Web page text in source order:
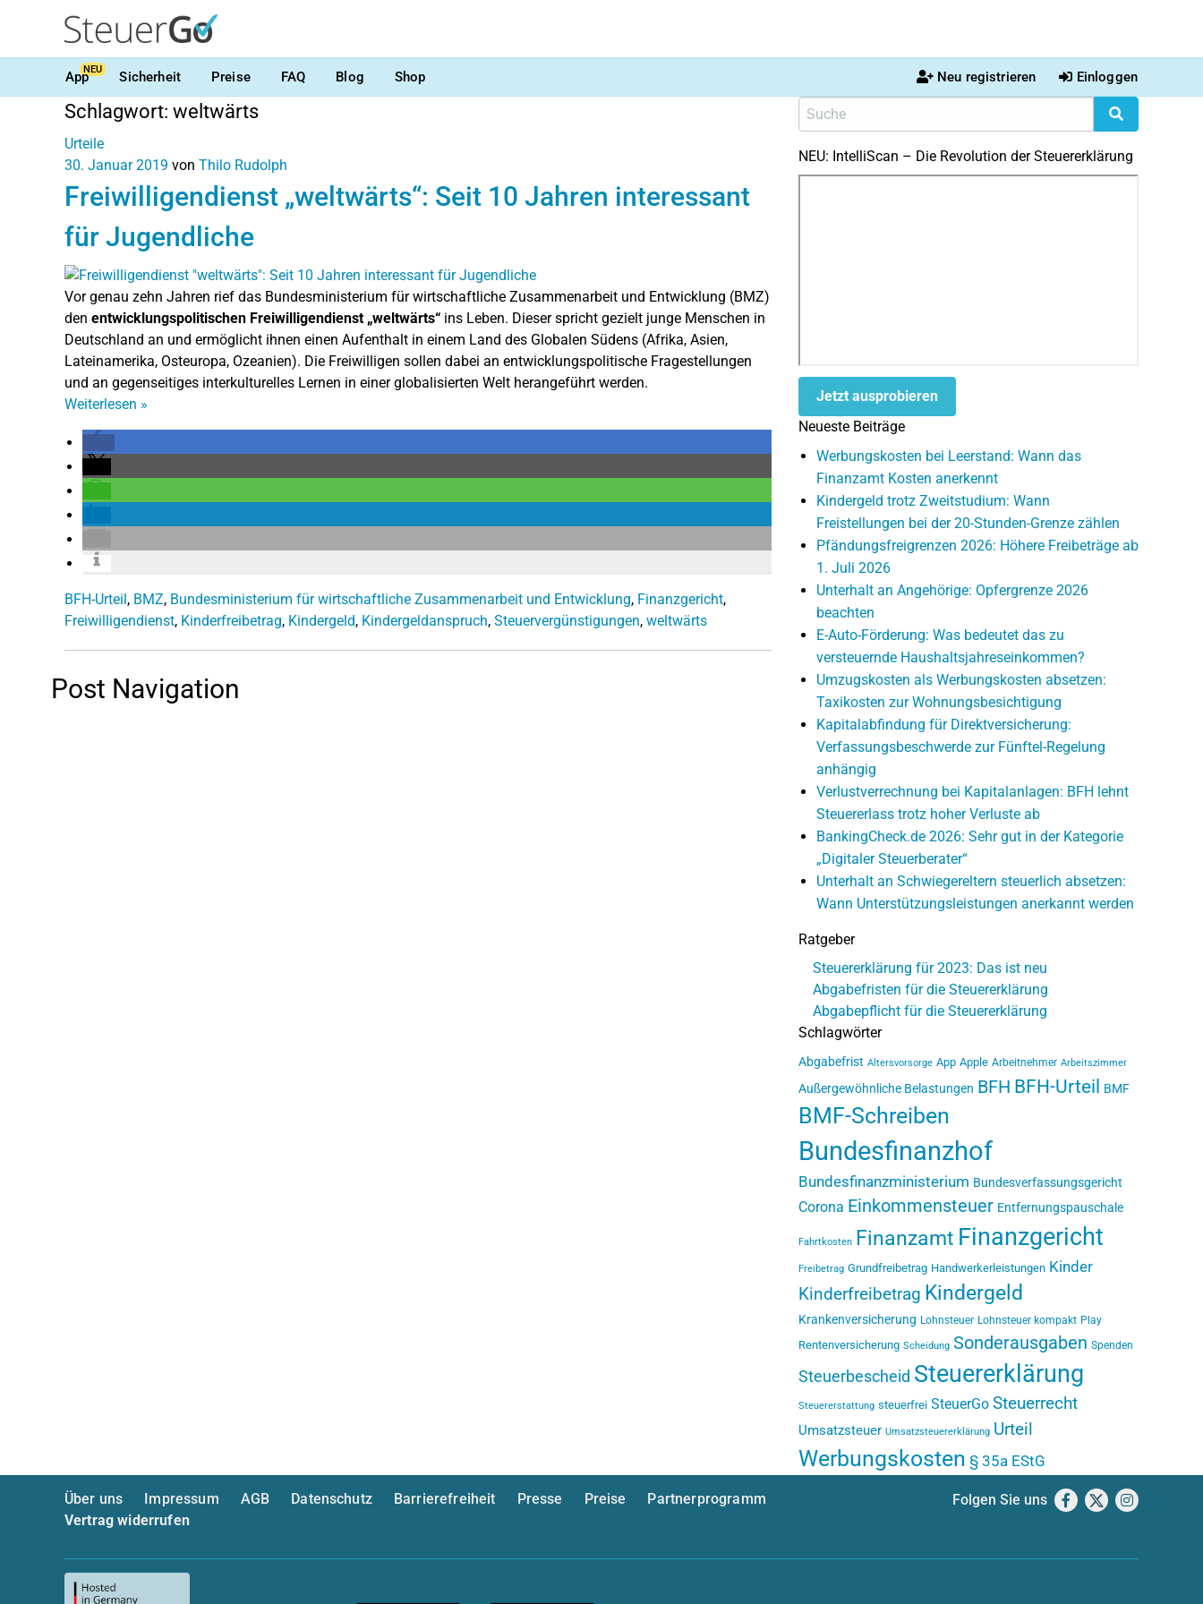
AppNEU Sicherheit Preise FAQ Blog Shop Neu registrieren Einloggen
Schlagwort: weltwärts
Urteile
30. Januar 2019 von Thilo Rudolph
Freiwilligendienst „weltwärts“: Seit 10 Jahren interessant
für Jugendliche
Vor genau zehn Jahren rief das Bundesministerium für wirtschaftliche Zusammenarbeit und Entwicklung (BMZ)
den entwicklungspolitischen Freiwilligendienst „weltwärts“ ins Leben. Dieser spricht gezielt junge Menschen in
Deutschland an und ermöglicht ihnen einen Aufenthalt in einem Land des Globalen Südens (Afrika, Asien,
Lateinamerika, Osteuropa, Ozeanien). Die Freiwilligen sollen dabei an entwicklungspolitische Fragestellungen
und an gegenseitiges interkulturelles Lernen in einer globalisierten Welt herangeführt werden.
Weiterlesen »
BFH-Urteil, BMZ, Bundesministerium für wirtschaftliche Zusammenarbeit und Entwicklung, Finanzgericht,
Freiwilligendienst, Kinderfreibetrag, Kindergeld, Kindergeldanspruch, Steuervergünstigungen, weltwärts
Post Navigation
NEU: IntelliScan – Die Revolution der Steuererklärung
Jetzt ausprobieren
Neueste Beiträge
Werbungskosten bei Leerstand: Wann das
Finanzamt Kosten anerkennt
Kindergeld trotz Zweitstudium: Wann
Freistellungen bei der 20-Stunden-Grenze zählen
Pfändungsfreigrenzen 2026: Höhere Freibeträge ab
1. Juli 2026
Unterhalt an Angehörige: Opfergrenze 2026
beachten
E-Auto-Förderung: Was bedeutet das zu
versteuernde Haushaltsjahreseinkommen?
Umzugskosten als Werbungskosten absetzen:
Taxikosten zur Wohnungsbesichtigung
Kapitalabfindung für Direktversicherung:
Verfassungsbeschwerde zur Fünftel-Regelung
anhängig
Verlustverrechnung bei Kapitalanlagen: BFH lehnt
Steuererlass trotz hoher Verluste ab
BankingCheck.de 2026: Sehr gut in der Kategorie
„Digitaler Steuerberater“
Unterhalt an Schwiegereltern steuerlich absetzen:
Wann Unterstützungsleistungen anerkannt werden
Ratgeber
Steuererklärung für 2023: Das ist neu
Abgabefristen für die Steuererklärung
Abgabepflicht für die Steuererklärung
Schlagwörter
Abgabefrist Altersvorsorge App Apple Arbeitnehmer Arbeitszimmer
Außergewöhnliche Belastungen BFH BFH-Urteil BMF
BMF-Schreiben
Bundesfinanzhof
Bundesfinanzministerium Bundesverfassungsgericht
Corona Einkommensteuer Entfernungspauschale
Fahrtkosten Finanzamt Finanzgericht
Freibetrag Grundfreibetrag Handwerkerleistungen Kinder
Kinderfreibetrag Kindergeld
Krankenversicherung Lohnsteuer Lohnsteuer kompakt Play
Rentenversicherung Scheidung Sonderausgaben Spenden
Steuerbescheid Steuererklärung
Steuererstattung steuerfrei SteuerGo Steuerrecht
Umsatzsteuer Umsatzsteuererklärung Urteil
Werbungskosten § 35a EStG
Über uns Impressum AGB Datenschutz Barrierefreiheit Presse Preise
Partnerprogramm
Vertrag widerrufen
Folgen Sie uns Facebook
X Instagram